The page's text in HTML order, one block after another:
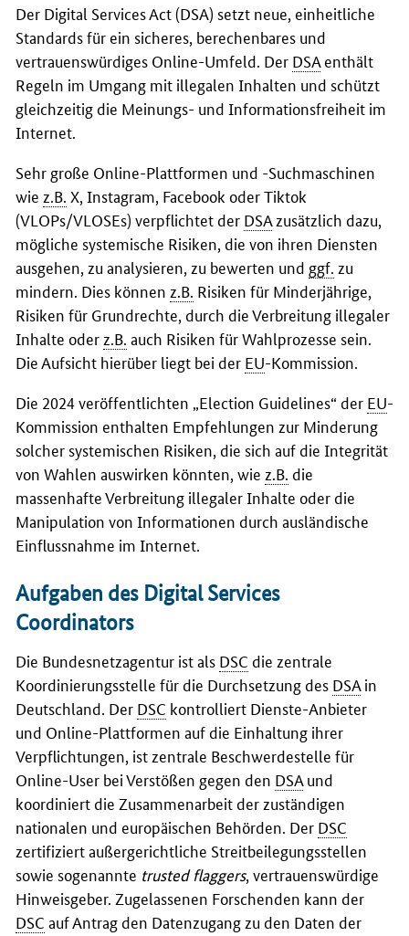
Der Digital Services Act(DSA) setzt neue, einheitliche
Standards für ein sicheres, berechenbares und
vertrauenswürdiges Online-Umfeld. Der DSA enthält
Regeln im Umgang mit illegalen Inhalten und schützt
gleichzeitig die Meinungs- und Informationsfreiheit im
Internet.
Sehr große Online-Plattformen und -Suchmaschinen
wie z.B. X, Instagram, Facebook oderTiktok
(VLOPs/VLOSEs) verpflichtet der DSA zusätzlich dazu,
mögliche systemische Risiken, die von ihren Diensten
ausgehen, zu analysieren, zu bewerten und ggf. zu
mindern. Dies können z.B. Risiken für Minderjährige,
Risiken für Grundrechte, durch die Verbreitung illegaler
Inhalte oder z.B. auch Risiken für Wahlprozesse sein.
Die Aufsicht hierüber liegt bei der EU-Kommission.
Die 2024 veröffentlichten „ Election Guidelines“ der EU-
Kommission enthalten Empfehlungen zur Minderung
solcher systemischen Risiken, die sich auf die Integrität
von Wahlen auswirken könnten, wie z.B. die
massenhafte Verbreitung illegaler Inhalte oder die
Manipulation von Informationen durch ausländische
Einflussnahme im Internet.
Aufgaben des Digital Services
Coordinators
Die Bundesnetzagentur ist als DSC die zentrale
Koordinierungsstelle für die Durchsetzung des DSA in
Deutschland. Der DSC kontrolliert Dienste-Anbieter
und Online-Plattformen auf die Einhaltung ihrer
Verpflichtungen, ist zentrale Beschwerdestelle für
Online-User bei Verstößen gegen den DSA und
koordiniert die Zusammenarbeit der zuständigen
nationalen und europäischen Behörden. Der DSC
zertifiziert außergerichtliche Streitbeilegungsstellen
sowie sogenannte trusted flaggers, vertrauenswürdige
Hinweisgeber. Zugelassenen Forschenden kann der
DSC auf Antrag den Datenzugang zu den Daten der